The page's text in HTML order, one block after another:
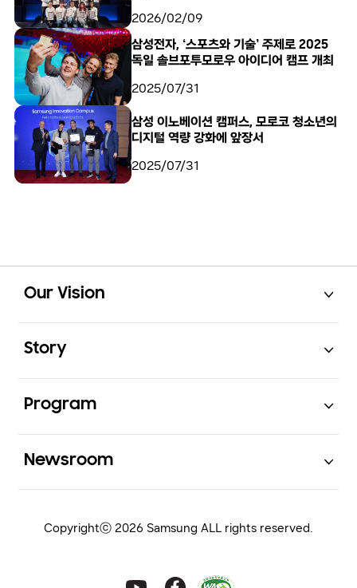
2026/02/09
삼성전자, ‘스포츠와 기술’ 주제로 2025
독일 솔브포투모로우 아이디어 캠프 개최
2025/07/31
삼성 이노베이션 캠퍼스, 모로코 청소년의
디지털 역량 강화에 앞장서
2025/07/31
Our Vision
Story
Program
Newsroom
Copyrightⓒ 2026 Samsung ALL rights reserved.